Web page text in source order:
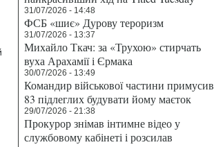
31/07/2026 - 14:48
ФСБ «шиє» Дурову тероризм
31/07/2026 - 13:37
Михайло Ткач: за «Трухою» стирчать
вуха Арахамії і Єрмака
30/07/2026 - 13:49
Командир військової частини примусив
83 підлеглих будувати йому маєток
29/07/2026 - 21:38
Прокурор знімав інтимне відео у
службовому кабінеті і розсилав